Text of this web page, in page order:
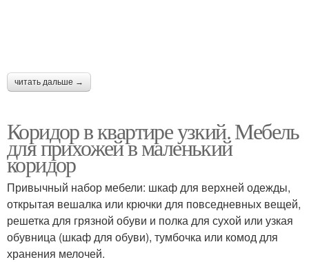
читать дальше →
Коридор в квартире узкий. Мебель
для прихожей в маленький
коридор
Привычный набор мебели: шкаф для верхней одежды,
открытая вешалка или крючки для повседневных вещей,
решетка для грязной обуви и полка для сухой или узкая
обувница (шкаф для обуви), тумбочка или комод для
хранения мелочей.